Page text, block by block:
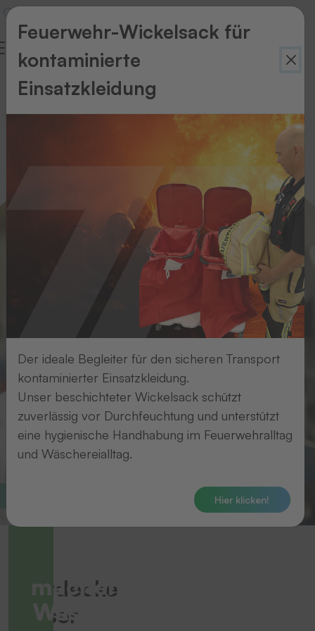
Marking
Altenheim & Pflege
machen
Wäsche
Entdecke
unser
Feuerwehr-Wickelsack für
kontaminierte
Einsatzkleidung
Der ideale Begleiter für den sicheren Transport
kontaminierter Einsatzkleidung.
Unser beschichteter Wickelsack schützt
zuverlässig vor Durchfeuchtung und unterstützt
eine hygienische Handhabung im Feuerwehralltag
und Wäschereialltag.
Hier klicken!